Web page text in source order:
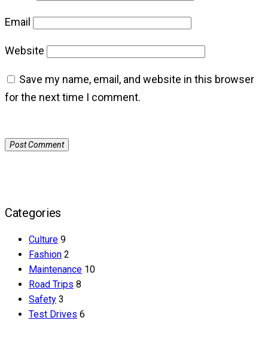
Email
Website
Save my name, email, and website in this browser
for the next time I comment.
Categories
Culture 9
Fashion 2
Maintenance 10
Road Trips 8
Safety 3
Test Drives 6